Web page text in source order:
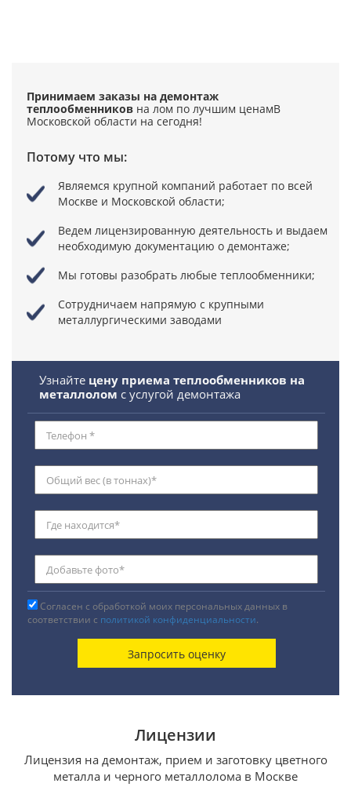
Принимаем заказы на демонтаж
теплообменников на лом по лучшим ценамВ
Московской области на сегодня!
Потому что мы:
Являемся крупной компаний работает по всей
Москве и Московской области;
Ведем лицензированную деятельность и выдаем
необходимую документацию о демонтаже;
Мы готовы разобрать любые теплообменники;
Сотрудничаем напрямую с крупными
металлургическими заводами
Узнайте цену приема теплообменников на
металлолом с услугой демонтажа
Согласен с обработкой моих персональных данных в
соответствии с политикой конфиденциальности.
Лицензии
Лицензия на демонтаж, прием и заготовку цветного
металла и черного металлолома в Москве